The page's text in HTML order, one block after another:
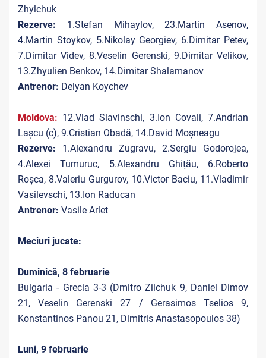
Zhylchuk
Rezerve: 1.Stefan Mihaylov, 23.Martin Asenov,
4.Martin Stoykov, 5.Nikolay Georgiev, 6.Dimitar Petev,
7.Dimitar Videv, 8.Veselin Gerenski, 9.Dimitar Velikov,
13.Zhyulien Benkov, 14.Dimitar Shalamanov
Antrenor: Delyan Koychev
Moldova: 12.Vlad Slavinschi, 3.Ion Covali, 7.Andrian
Lașcu (c), 9.Cristian Obadă, 14.David Moșneagu
Rezerve: 1.Alexandru Zugravu, 2.Sergiu Godorojea,
4.Alexei Tumuruc, 5.Alexandru Ghițău, 6.Roberto
Roșca, 8.Valeriu Gurgurov, 10.Victor Baciu, 11.Vladimir
Vasilevschi, 13.Ion Raducan
Antrenor: Vasile Arlet
Meciuri jucate:
Duminică, 8 februarie
Bulgaria - Grecia 3-3 (Dmitro Zilchuk 9, Daniel Dimov
21, Veselin Gerenski 27 / Gerasimos Tselios 9,
Konstantinos Panou 21, Dimitris Anastasopoulos 38)
Luni, 9 februarie